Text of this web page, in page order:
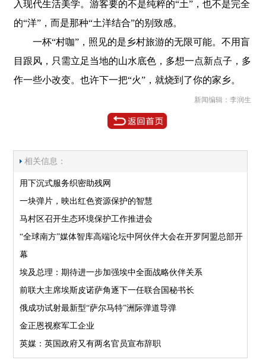
入现代生活美学。游客要的不是纯粹的“土”，也不是完全
的“洋”，而是那种“土洋结合”的别致感。
一杯“村咖”，照见的是乡村旅游的无限可能。不用盲
目跟风，只需立足当地的山水底色，多想一点新点子，多
作一些小改变。也许下一把“火”，就烧到了你的家乡。
新闻编辑：李润生
相关信息：
用下沉式服务织密助残网
一块弹片，映出红色资源保护的智慧
马村区召开生态环境保护工作推进会
“全球南方”媒体智库高端论坛中阿伙伴大会在开罗阿盟总部开
幕
埃及总理：期待进一步加强埃中全面战略伙伴关系
前联大主席埃斯皮诺萨角逐下一任联合国秘书长
俄成功试射最新型“萨尔马特”洲际弹道导弹
金正恩视察军工企业
英媒：英国政府又有两名官员宣布辞职